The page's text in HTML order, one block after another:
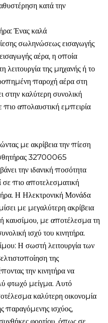
κατά την
Ένας καλά
σωληνώσεως εισαγωγής
αέρα, η οποία
λειτουργία της μηχανής ή το
παροχή αέρα στη
στην καλύτερη συνολική
πιο απολαυστική εμπειρία
με ακρίβεια την πίεση
32700065
την ιδανική ποσότητα
σε πιο αποτελεσματική
Η Ηλεκτρονική Μονάδα
με μεγαλύτερη ακρίβεια
καυσίμου, με αποτέλεσμα τη
ισχύ του κινητήρα.
Η σωστή λειτουργία των
της
την κινητήρα να
φτωχό μείγμα. Αυτό
καλύτερη οικονομία
παραγόμενης ισχύος,